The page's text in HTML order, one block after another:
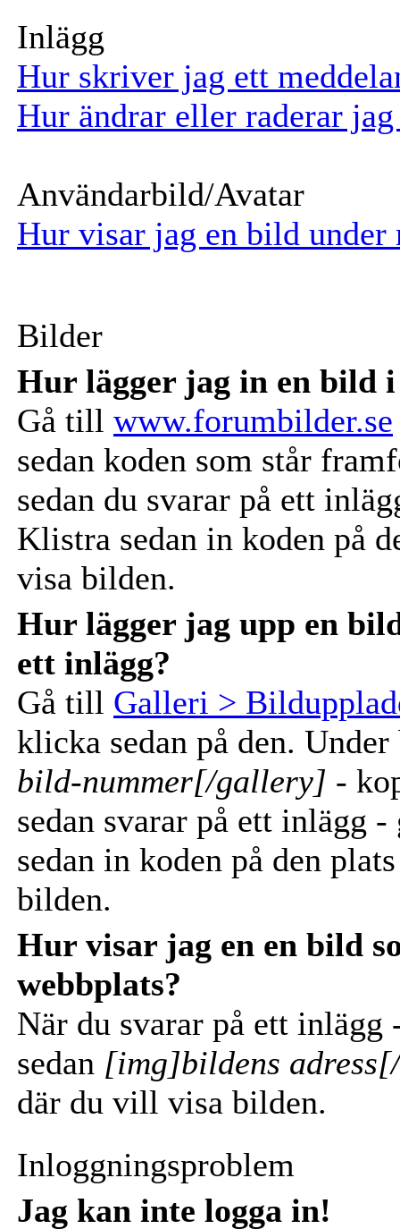
Inlägg
Hur skriver jag ett
Hur ändrar eller raderar
Användarbild/Avatar
Hur visar jag en bild under
Bilder
Hur lägger jag in en bild
Gå till www.forumbilder.se
sedan koden som står
sedan du svarar på ett
Klistra sedan in koden på
visa bilden.
Hur lägger jag upp en
ett inlägg?
Gå till Galleri >
klicka sedan på den.
bild-nummer[/gallery] -
sedan svarar på ett inlägg
sedan in koden på den
bilden.
Hur visar jag en en bild
webbplats?
När du svarar på ett
sedan [img]bildens
där du vill visa bilden.
Inloggningsproblem
Jag kan inte logga in!